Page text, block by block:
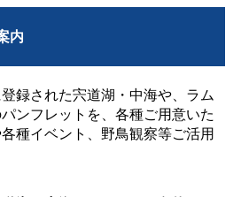
内
録された宍道湖・中海や、ラム
ンフレットを、各種ご用意いた
種イベント、野鳥観察等ご活用